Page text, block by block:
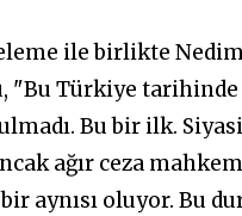
ile birlikte
"Bu Türkiye
Bu bir ilk.
ağır ceza
aynısı oluyor. Bu